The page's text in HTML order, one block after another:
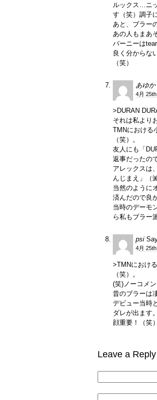
ルックス…ニ
す（笑）調子
あと、ブラー
あの人もまあ
バーニーは
良く分からな
（笑）
あゆか
4月
>DURAN
それは私より
TMNにおける
（笑）。
友人にも「
返事だったの
アレックスは
んじまえ」（
当然のように
済んだので良
当時のデーモ
ら私もブラー
psi
4月
>TMNにおけ
（笑）。
(笑)ノーコメ
昔のブラーは
デビュー当時
ダレが出ます
顔重要！（笑）
Leave a Reply